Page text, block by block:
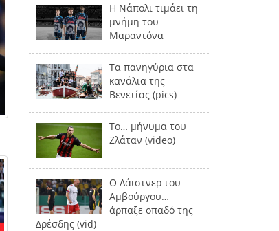
Η Νάπολι τιμάει τη
μνήμη του
Μαραντόνα
Τα πανηγύρια στα
κανάλια της
Βενετίας (pics)
Το… μήνυμα του
Ζλάταν (video)
Ο Λάιστνερ του
Αμβούργου…
άρπαξε οπαδό της
Δρέσδης (vid)